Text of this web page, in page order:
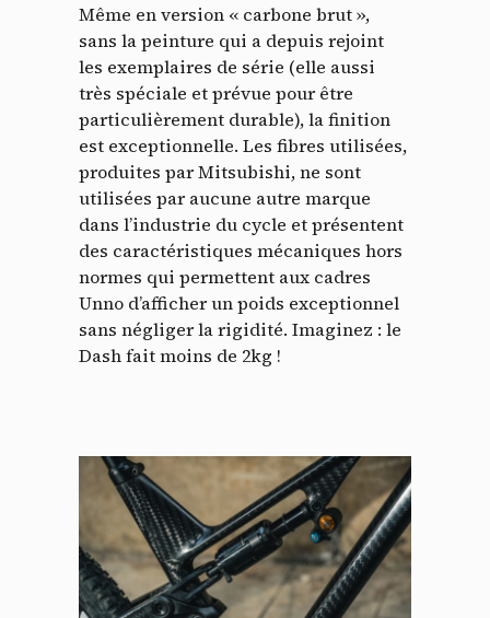
Même en version « carbone brut »,
sans la peinture qui a depuis rejoint
les exemplaires de série (elle aussi
très spéciale et prévue pour être
particulièrement durable), la finition
est exceptionnelle. Les fibres utilisées,
produites par Mitsubishi, ne sont
utilisées par aucune autre marque
dans l’industrie du cycle et présentent
des caractéristiques mécaniques hors
normes qui permettent aux cadres
Unno d’afficher un poids exceptionnel
sans négliger la rigidité. Imaginez : le
Dash fait moins de 2kg !